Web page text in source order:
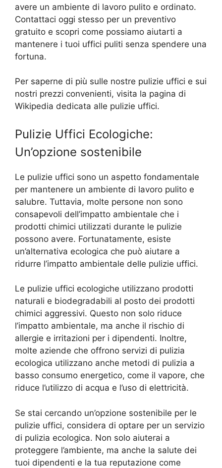
avere un ambiente di lavoro pulito e ordinato.
Contattaci oggi stesso per un preventivo
gratuito e scopri come possiamo aiutarti a
mantenere i tuoi uffici puliti senza spendere una
fortuna.
Per saperne di più sulle nostre pulizie uffici e sui
nostri prezzi convenienti, visita la pagina di
Wikipedia dedicata alle pulizie uffici.
Pulizie Uffici Ecologiche:
Un’opzione sostenibile
Le pulizie uffici sono un aspetto fondamentale
per mantenere un ambiente di lavoro pulito e
salubre. Tuttavia, molte persone non sono
consapevoli dell’impatto ambientale che i
prodotti chimici utilizzati durante le pulizie
possono avere. Fortunatamente, esiste
un’alternativa ecologica che può aiutare a
ridurre l’impatto ambientale delle pulizie uffici.
Le pulizie uffici ecologiche utilizzano prodotti
naturali e biodegradabili al posto dei prodotti
chimici aggressivi. Questo non solo riduce
l’impatto ambientale, ma anche il rischio di
allergie e irritazioni per i dipendenti. Inoltre,
molte aziende che offrono servizi di pulizia
ecologica utilizzano anche metodi di pulizia a
basso consumo energetico, come il vapore, che
riduce l’utilizzo di acqua e l’uso di elettricità.
Se stai cercando un’opzione sostenibile per le
pulizie uffici, considera di optare per un servizio
di pulizia ecologica. Non solo aiuterai a
proteggere l’ambiente, ma anche la salute dei
tuoi dipendenti e la tua reputazione come